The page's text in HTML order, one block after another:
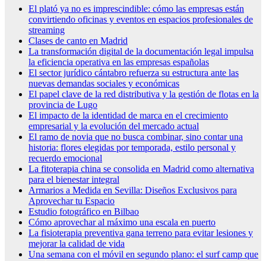
El plató ya no es imprescindible: cómo las empresas están
convirtiendo oficinas y eventos en espacios profesionales de
streaming
Clases de canto en Madrid
La transformación digital de la documentación legal impulsa
la eficiencia operativa en las empresas españolas
El sector jurídico cántabro refuerza su estructura ante las
nuevas demandas sociales y económicas
El papel clave de la red distributiva y la gestión de flotas en la
provincia de Lugo
El impacto de la identidad de marca en el crecimiento
empresarial y la evolución del mercado actual
El ramo de novia que no busca combinar, sino contar una
historia: flores elegidas por temporada, estilo personal y
recuerdo emocional
La fitoterapia china se consolida en Madrid como alternativa
para el bienestar integral
Armarios a Medida en Sevilla: Diseños Exclusivos para
Aprovechar tu Espacio
Estudio fotográfico en Bilbao
Cómo aprovechar al máximo una escala en puerto
La fisioterapia preventiva gana terreno para evitar lesiones y
mejorar la calidad de vida
Una semana con el móvil en segundo plano: el surf camp que